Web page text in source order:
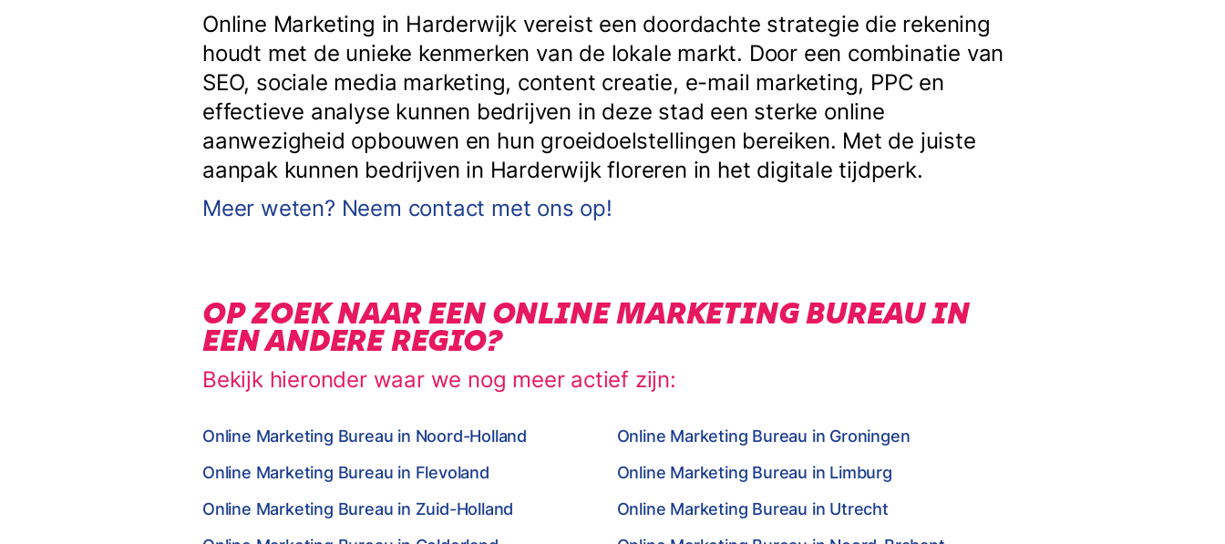
Online Marketing in Harderwijk vereist een doordachte strategie die rekening
houdt met de unieke kenmerken van de lokale markt. Door een combinatie van
SEO, sociale media marketing, content creatie, e-mail marketing, PPC en
effectieve analyse kunnen bedrijven in deze stad een sterke online
aanwezigheid opbouwen en hun groeidoelstellingen bereiken. Met de juiste
aanpak kunnen bedrijven in Harderwijk floreren in het digitale tijdperk.
Meer weten? Neem contact met ons op!
OP ZOEK NAAR EEN ONLINE MARKETING BUREAU IN
EEN ANDERE REGIO?
Bekijk hieronder waar we nog meer actief zijn:
Online Marketing Bureau in Noord-Holland
Online Marketing Bureau in Groningen
Online Marketing Bureau in Flevoland
Online Marketing Bureau in Limburg
Online Marketing Bureau in Zuid-Holland
Online Marketing Bureau in Utrecht